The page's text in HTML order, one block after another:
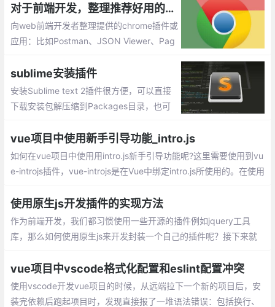
持众多强大好用的扩展程序，用户能够按照
自己的喜好去个性化定制浏览器。今天我就
给大家介绍几款自己常用的插件。
对于前端开发，整理推荐好用的chrome插件或应用
向web前端开发者整理提供的chrome插件或
应用：比如Postman、JSON Viewer、Pag
sublime安装插件
安装Sublime text 2插件很方便，可以直接
下载安装包解压缩到Packages目录，也可
线安装
vue项目中使用新手引导功能_intro.js
如何在vue项目中使用用intro.js新手引导功能呢?这里需要使用到vu
e-introjs插件，vue-introjs是在Vue中绑定intro.js所使用的。在使用
使用原生js开发插件的实现方法
作为前端开发，我们都习惯使用一些开源的插件例如jquery工具
库，那么如何使用原生js来开发封装一个自己的插件呢？接下来就
vue项目中vscode格式化配置和eslint配置冲突
使用vscode开发vue项目的时候，从远端拉下一个新的项目后，安
装完依赖后跑起项目时，发现直接报了一堆语法错误：包括换行、